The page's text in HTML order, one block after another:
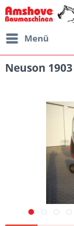
Menü
Neuson 1903